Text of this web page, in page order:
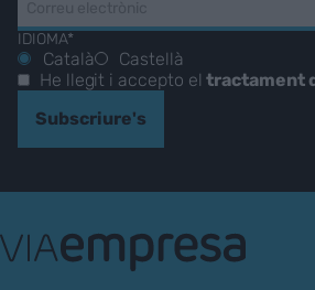
IDIOMA*
Català
Castellà
He llegit i accepto eltractament
Subscriure's